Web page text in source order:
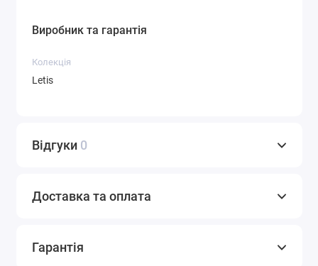
Виробник та гарантія
Колекція
Letis
Відгуки 0
Доставка та оплата
Гарантія